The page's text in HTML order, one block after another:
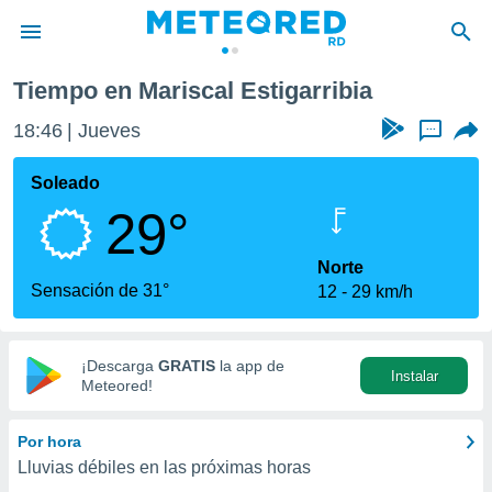
de
ha sido
calidad.
a este
las
y
digital
basada
Tiempo en Mariscal Estigarribia
18:46 Jueves ...
Soleado
29°
Sensación de 31°
Norte
12
29 km/h
¡Descarga GRATIS la app de
Meteored!
Instalar
Por hora
Lluvias débiles en las próximas horas